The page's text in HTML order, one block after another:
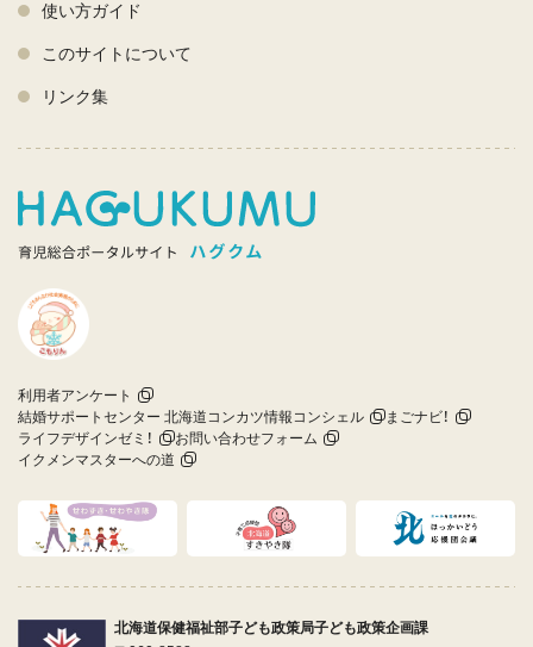
使い方ガイド
このサイトについて
リンク集
利用者アンケート
結婚サポートセンター 北海道コンカツ情報コンシェル
まごナビ！
ライフデザインゼミ！
お問い合わせフォーム
イクメンマスターへの道
北海道保健福祉部子ども政策局子ども政策企画課